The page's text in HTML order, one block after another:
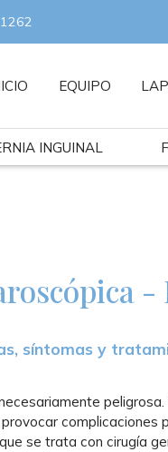
EQUIPO
INGUINAL
-
síntomas y
complicaciones
se trata con cirugía